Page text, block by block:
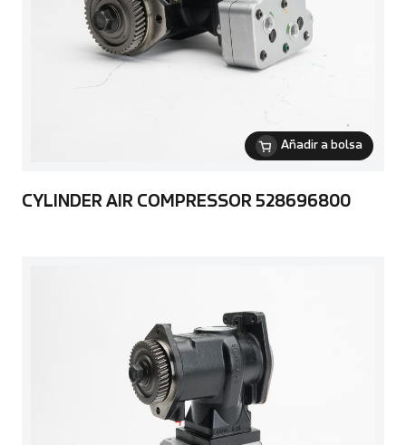
Añadir a bolsa
CYLINDER AIR COMPRESSOR 528696800